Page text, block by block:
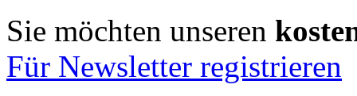
Sie möchten unseren
Für Newsletter registrieren